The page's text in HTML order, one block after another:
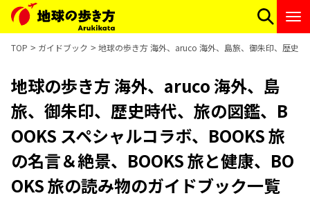
TOP ガイドブック 地球の歩き方 海外、aruco 海外、島旅、御朱印、歴史
地球の歩き方 海外、aruco 海外、島
旅、御朱印、歴史時代、旅の図鑑、B
OOKS スペシャルコラボ、BOOKS 旅
の名言＆絶景、BOOKS 旅と健康、BO
OKS 旅の読み物のガイドブック一覧